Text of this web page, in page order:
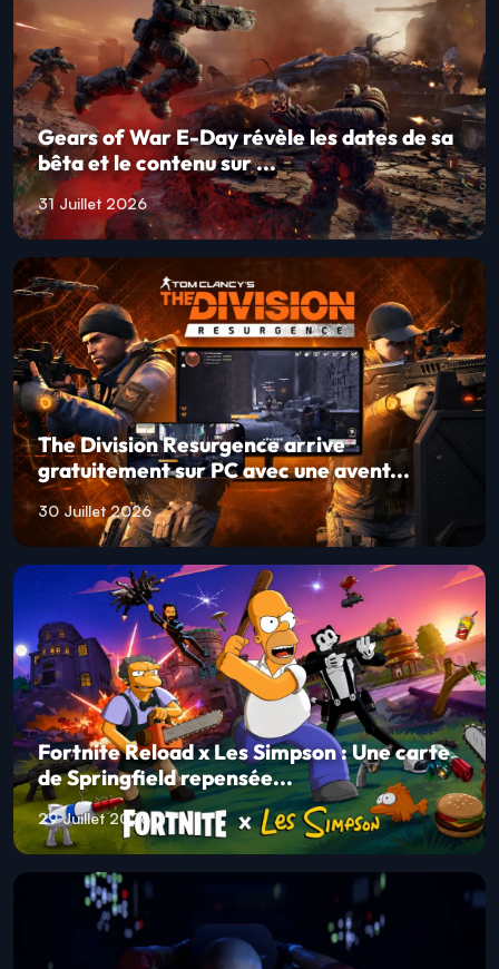
Gears of War E-Day révèle les dates de sa
bêta et le contenu sur ...
31 Juillet 2026
The Division Resurgence arrive
gratuitement sur PC avec une avent...
30 Juillet 2026
Fortnite Reload x Les Simpson : Une carte
de Springfield repensée...
29 Juillet 2026